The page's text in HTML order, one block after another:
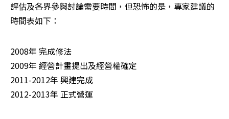
評估及各界參與討論需要時間，但恐怖的是，專家建議的
時間表如下：
2008年 完成修法
2009年 經營計畫提出及經營權確定
2011-2012年 興建完成
2012-2013年 正式營運